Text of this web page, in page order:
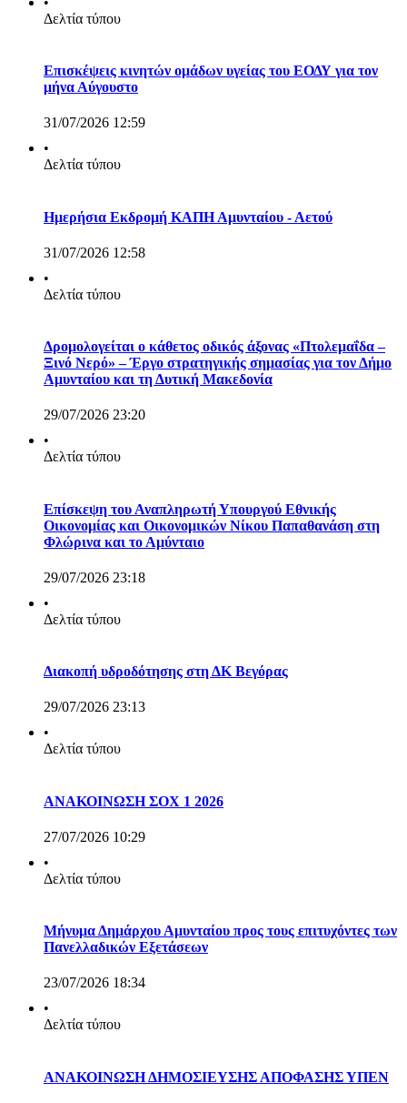
Δελτία τύπου
Επισκέψεις κινητών ομάδων υγείας του ΕΟΔΥ για τον
μήνα Αύγουστο
31/07/2026 12:59
•
Δελτία τύπου
Ημερήσια Εκδρομή ΚΑΠΗ Αμυνταίου - Αετού
31/07/2026 12:58
•
Δελτία τύπου
Δρομολογείται ο κάθετος οδικός άξονας «Πτολεμαΐδα –
Ξινό Νερό» – Έργο στρατηγικής σημασίας για τον Δήμο
Αμυνταίου και τη Δυτική Μακεδονία
29/07/2026 23:20
•
Δελτία τύπου
Επίσκεψη του Αναπληρωτή Υπουργού Εθνικής
Οικονομίας και Οικονομικών Νίκου Παπαθανάση στη
Φλώρινα και το Αμύνταιο
29/07/2026 23:18
•
Δελτία τύπου
Διακοπή υδροδότησης στη ΔΚ Βεγόρας
29/07/2026 23:13
•
Δελτία τύπου
ΑΝΑΚΟΙΝΩΣΗ ΣΟΧ 1 2026
27/07/2026 10:29
•
Δελτία τύπου
Μήνυμα Δημάρχου Αμυνταίου προς τους επιτυχόντες των
Πανελλαδικών Εξετάσεων
23/07/2026 18:34
•
Δελτία τύπου
ΑΝΑΚΟΙΝΩΣΗ ΔΗΜΟΣΙΕΥΣΗΣ ΑΠΟΦΑΣΗΣ ΥΠΕΝ